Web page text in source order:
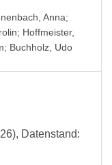
Anna;
; Hoffmeister,
; Buchholz, Udo
Datenstand: